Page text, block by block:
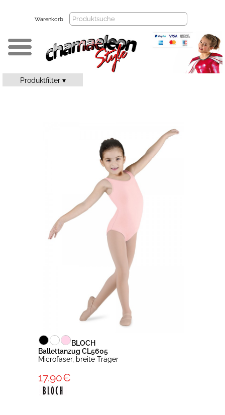
Warenkorb
Produktfilter ▾
BLOCH
Ballettanzug CL5605
Microfaser, breite Träger
17.90€